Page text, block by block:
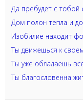
Да пребудет с тобой
Дом полон тепла и
Изобилие находит
Ты движешься к
Ты уже обладаешь
Ты благословенна